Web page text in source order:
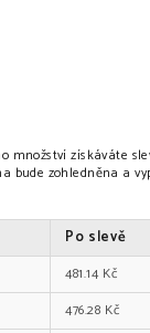
množství získáváte
bude zohledněna a
Po slevě
481.14 Kč
476.28 Kč